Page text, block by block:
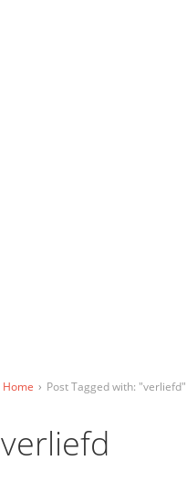
Home › Post Tagged with: "verliefd"
verliefd